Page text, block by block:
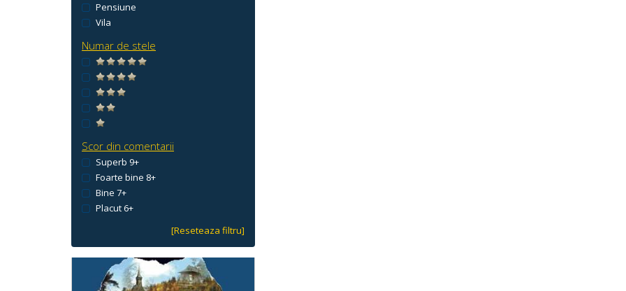
Pensiune
Vila
Numar de stele
Scor din comentarii
Superb 9+
Foarte bine 8+
Bine 7+
Placut 6+
[Reseteaza filtru]